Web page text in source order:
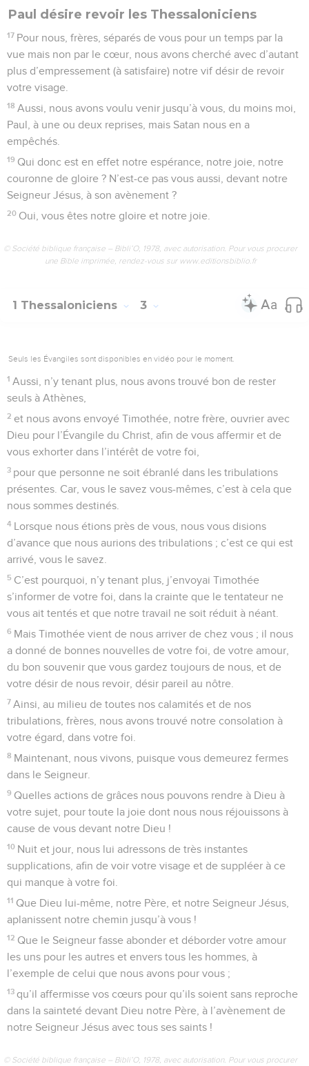
Paul désire revoir les Thessaloniciens
17 Pour nous, frères, séparés de vous pour un temps par la
vue mais non par le cœur, nous avons cherché avec d’autant
plus d’empressement (à satisfaire) notre vif désir de revoir
votre visage.
18 Aussi, nous avons voulu venir jusqu’à vous, du moins moi,
Paul, à une ou deux reprises, mais Satan nous en a
empêchés.
19 Qui donc est en effet notre espérance, notre joie, notre
couronne de gloire ? N’est-ce pas vous aussi, devant notre
Seigneur Jésus, à son avènement ?
20 Oui, vous êtes notre gloire et notre joie.
© Société biblique française – Bibli’O, 1978, avec autorisation. Pour vous procurer
une Bible imprimée, rendez-vous sur www.editionsbiblio.fr
1 Thessaloniciens 3
Seuls les Évangiles sont disponibles en vidéo pour le moment.
1 Aussi, n’y tenant plus, nous avons trouvé bon de rester
seuls à Athènes,
2 et nous avons envoyé Timothée, notre frère, ouvrier avec
Dieu pour l’Évangile du Christ, afin de vous affermir et de
vous exhorter dans l’intérêt de votre foi,
3 pour que personne ne soit ébranlé dans les tribulations
présentes. Car, vous le savez vous-mêmes, c’est à cela que
nous sommes destinés.
4 Lorsque nous étions près de vous, nous vous disions
d’avance que nous aurions des tribulations ; c’est ce qui est
arrivé, vous le savez.
5 C’est pourquoi, n’y tenant plus, j’envoyai Timothée
s’informer de votre foi, dans la crainte que le tentateur ne
vous ait tentés et que notre travail ne soit réduit à néant.
6 Mais Timothée vient de nous arriver de chez vous ; il nous
a donné de bonnes nouvelles de votre foi, de votre amour,
du bon souvenir que vous gardez toujours de nous, et de
votre désir de nous revoir, désir pareil au nôtre.
7 Ainsi, au milieu de toutes nos calamités et de nos
tribulations, frères, nous avons trouvé notre consolation à
votre égard, dans votre foi.
8 Maintenant, nous vivons, puisque vous demeurez fermes
dans le Seigneur.
9 Quelles actions de grâces nous pouvons rendre à Dieu à
votre sujet, pour toute la joie dont nous nous réjouissons à
cause de vous devant notre Dieu !
10 Nuit et jour, nous lui adressons de très instantes
supplications, afin de voir votre visage et de suppléer à ce
qui manque à votre foi.
11 Que Dieu lui-même, notre Père, et notre Seigneur Jésus,
aplanissent notre chemin jusqu’à vous !
12 Que le Seigneur fasse abonder et déborder votre amour
les uns pour les autres et envers tous les hommes, à
l’exemple de celui que nous avons pour vous ;
13 qu’il affermisse vos cœurs pour qu’ils soient sans reproche
dans la sainteté devant Dieu notre Père, à l’avènement de
notre Seigneur Jésus avec tous ses saints !
© Société biblique française – Bibli’O, 1978, avec autorisation. Pour vous procurer